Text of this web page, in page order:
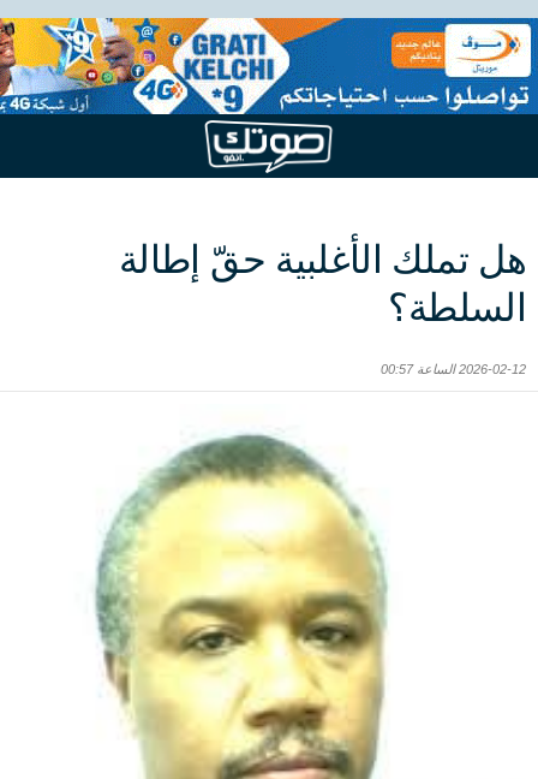
هل تملك الأغلبية حقّ إطالة
السلطة؟
2026-02-12 الساعة 00:57